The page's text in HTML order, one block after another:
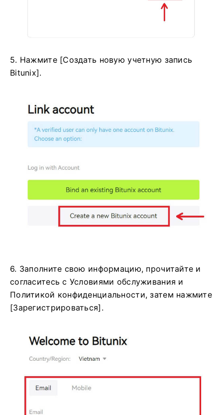
5. Нажмите [Создать новую учетную запись
Bitunix].
6. Заполните свою информацию, прочитайте и
согласитесь с Условиями обслуживания и
Политикой конфиденциальности, затем нажмите
[Зарегистрироваться].